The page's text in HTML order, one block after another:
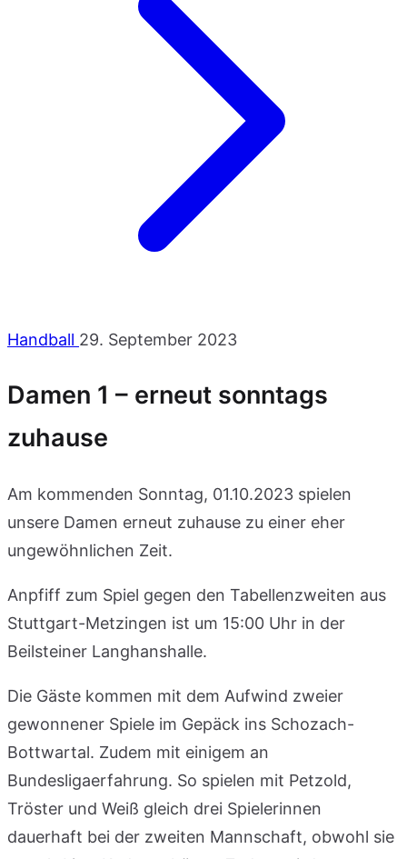
Handball 29. September 2023
Damen 1 – erneut sonntags
zuhause
Am kommenden Sonntag, 01.10.2023 spielen
unsere Damen erneut zuhause zu einer eher
ungewöhnlichen Zeit.
Anpfiff zum Spiel gegen den Tabellenzweiten aus
Stuttgart-Metzingen ist um 15:00 Uhr in der
Beilsteiner Langhanshalle.
Die Gäste kommen mit dem Aufwind zweier
gewonnener Spiele im Gepäck ins Schozach-
Bottwartal. Zudem mit einigem an
Bundesligaerfahrung. So spielen mit Petzold,
Tröster und Weiß gleich drei Spielerinnen
dauerhaft bei der zweiten Mannschaft, obwohl sie